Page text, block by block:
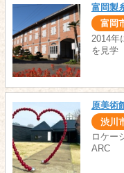
富岡製
富岡
2014年
を見学
原美術
渋川
ロケー
ARC